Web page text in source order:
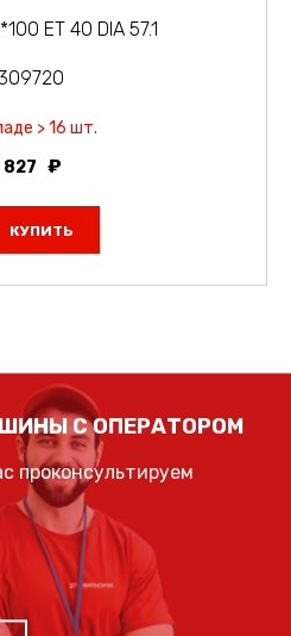
ET 40 DIA 57.1
> 16 шт.
827
КУПИТЬ
С ОПЕРАТОРОМ
проконсультируем